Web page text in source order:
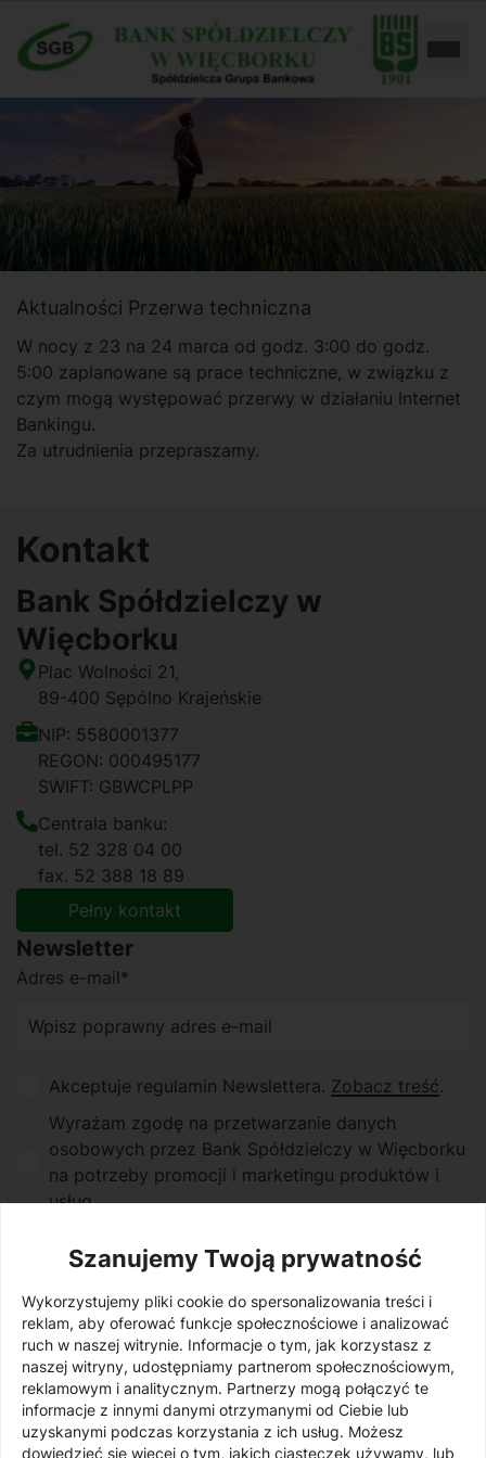
do
do
Aktualności Przerwa techniczna
W nocy z 23 na 24 marca od godz. 3:00 do godz.
5:00 zaplanowane są prace techniczne, w związku z
czym mogą występować przerwy w działaniu Internet
Bankingu.
Za utrudnienia przepraszamy.
Kontakt
Bank Spółdzielczy w
Więcborku
Plac Wolności 21,
89-400 Sępólno Krajeńskie
NIP: 5580001377
REGON: 000495177
SWIFT: GBWCPLPP
Centrala banku:
tel. 52 328 04 00
fax. 52 388 18 89
Pełny kontakt
Newsletter
Adres e-mail*
Akceptuje regulamin Newslettera. Zobacz treść.
Wyrażam zgodę na przetwarzanie danych
osobowych przez Bank Spółdzielczy w Więcborku
na potrzeby promocji i marketingu produktów i
usług
Spółdzielczego informacji o charakterze
promocyjnym i marketingowym (w tym informacji
handlowych) za pomocą środków komunikacji
elektronicznej i telekomunikacyjnych urządzeń
końcowych.
Zapisz się
Szanujemy Twoją prywatność
Wykorzystujemy pliki cookie do spersonalizowania treści i
reklam, aby oferować funkcje społecznościowe i analizować
ruch w naszej witrynie. Informacje o tym, jak korzystasz z
naszej witryny, udostępniamy partnerom społecznościowym,
reklamowym i analitycznym. Partnerzy mogą połączyć te
informacje z innymi danymi otrzymanymi od Ciebie lub
uzyskanymi podczas korzystania z ich usług. Możesz
dowiedzieć się więcej o tym, jakich ciasteczek używamy, lub